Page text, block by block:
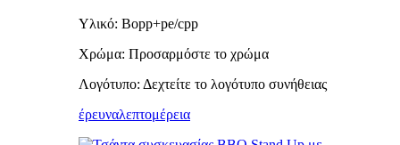
Υλικό: Bopp+pe/cpp
Χρώμα: Προσαρμόστε το χρώμα
Λογότυπο: Δεχτείτε το λογότυπο συνήθειας
έρευναλεπτομέρεια